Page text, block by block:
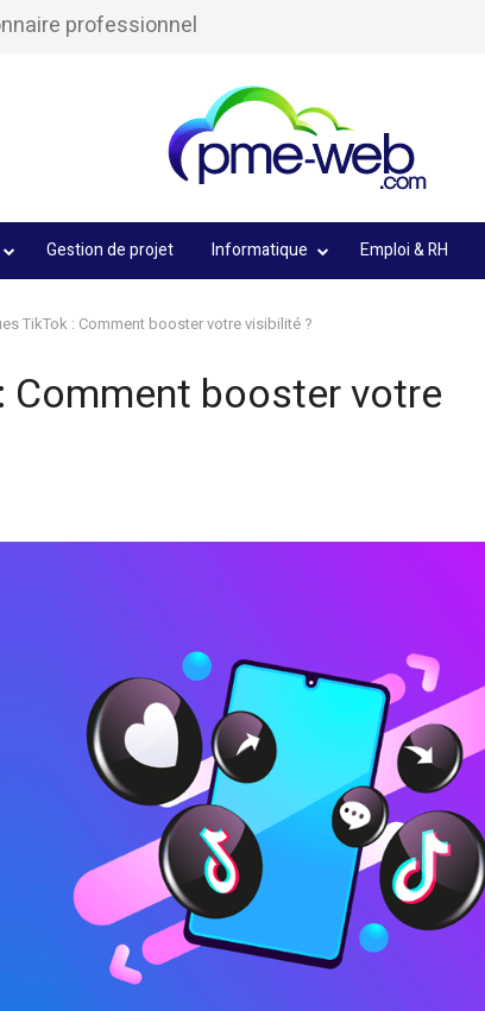
professionnel
Gestion de projet Informatique Emploi & RH
TikTok : Comment booster votre visibilité ?
Comment booster votre